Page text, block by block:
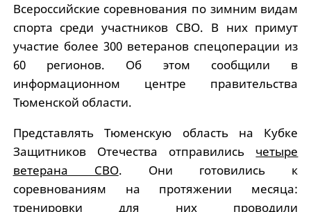
Всероссийские соревнования по зимним видам
спорта среди участников СВО. В них примут
участие более 300 ветеранов спецоперации из
60 регионов. Об этом сообщили в
информационном центре правительства
Тюменской области.
Представлять Тюменскую область на Кубке
Защитников Отечества отправились четыре
ветерана СВО. Они готовились к
соревнованиям на протяжении месяца:
тренировки для них проводили